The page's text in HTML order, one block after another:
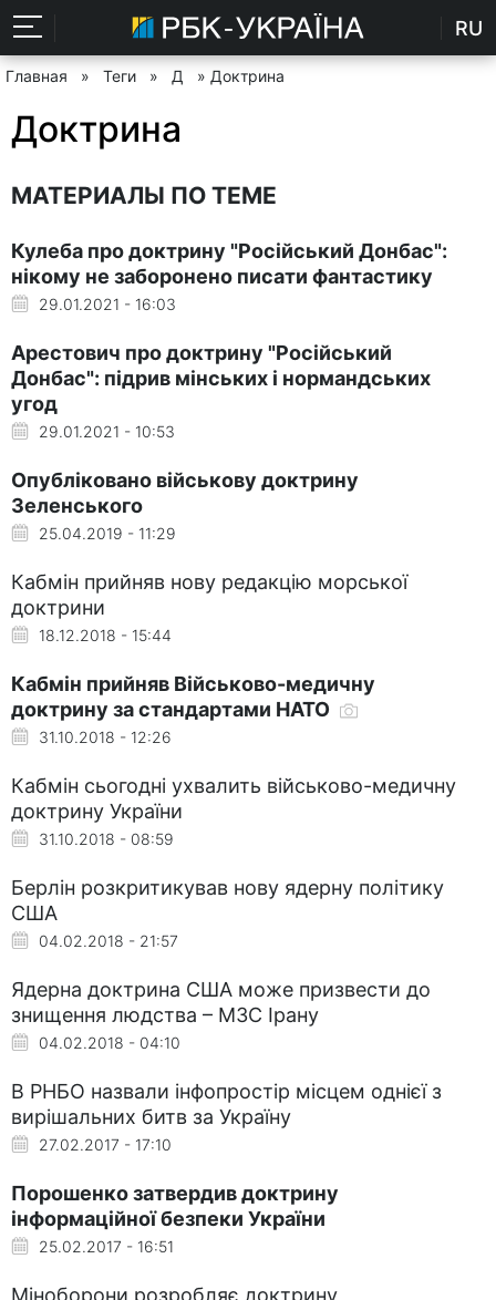
RU
Главная » Теги » Д » Доктрина
Доктрина
МАТЕРИАЛЫ ПО ТЕМЕ
Кулеба про доктрину "Російський Донбас":
нікому не заборонено писати фантастику
29.01.2021 - 16:03
Арестович про доктрину "Російський
Донбас": підрив мінських і нормандських
угод
29.01.2021 - 10:53
Опубліковано військову доктрину
Зеленського
25.04.2019 - 11:29
Кабмін прийняв нову редакцію морської
доктрини
18.12.2018 - 15:44
Кабмін прийняв Військово-медичну
доктрину за стандартами НАТО
31.10.2018 - 12:26
Кабмін сьогодні ухвалить військово-медичну
доктрину України
31.10.2018 - 08:59
Берлін розкритикував нову ядерну політику
США
04.02.2018 - 21:57
Ядерна доктрина США може призвести до
знищення людства – МЗС Ірану
04.02.2018 - 04:10
В РНБО назвали інфопростір місцем однієї з
вирішальних битв за Україну
27.02.2017 - 17:10
Порошенко затвердив доктрину
інформаційної безпеки України
25.02.2017 - 16:51
Міноборони розробляє доктрину